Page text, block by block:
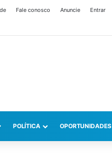
Fale conosco Anuncie Entrar
POLÍTICA OPORTUNIDADES